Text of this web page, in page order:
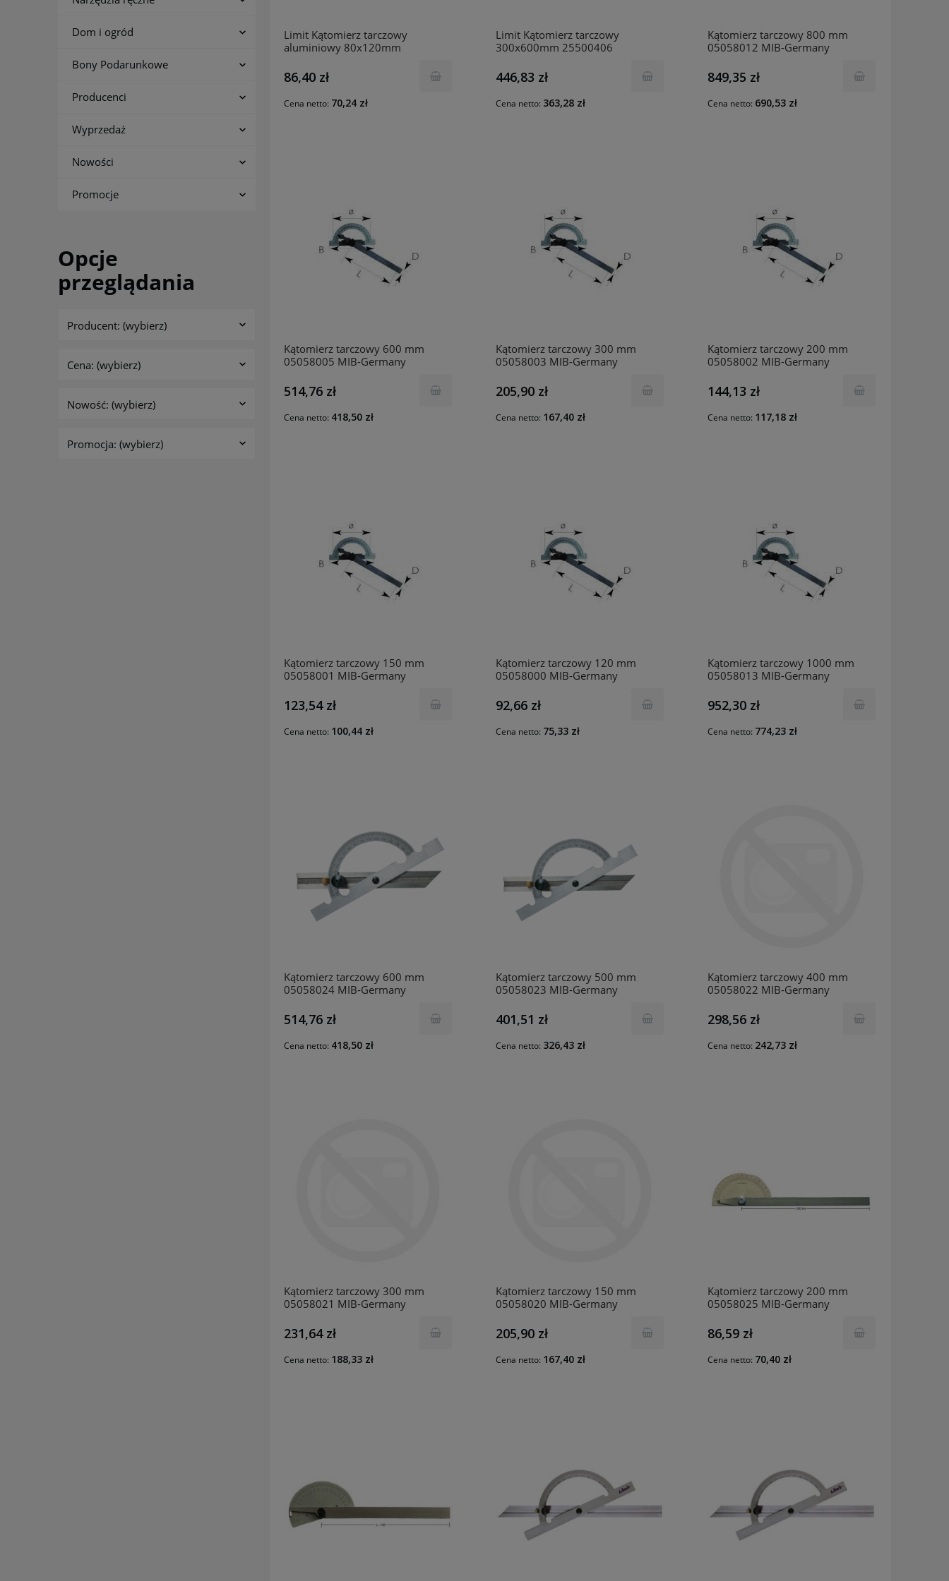
Dom i ogród
Bony Podarunkowe
Producenci
Wyprzedaż
Nowości
Promocje
Opcje
przeglądania
Producent: (wybierz)
Cena: (wybierz)
Nowość: (wybierz)
Promocja: (wybierz)
Limit Kątomierz tarczowy
aluminiowy 80x120mm
86,40 zł
Cena netto: 70,24 zł
Limit Kątomierz tarczowy
300x600mm 25500406
446,83 zł
Cena netto: 363,28 zł
Kątomierz tarczowy 800 mm
05058012 MIB-Germany
849,35 zł
Cena netto: 690,53 zł
Kątomierz tarczowy 600 mm
05058005 MIB-Germany
514,76 zł
Cena netto: 418,50 zł
Kątomierz tarczowy 300 mm
05058003 MIB-Germany
205,90 zł
Cena netto: 167,40 zł
Kątomierz tarczowy 200 mm
05058002 MIB-Germany
144,13 zł
Cena netto: 117,18 zł
Kątomierz tarczowy 150 mm
05058001 MIB-Germany
123,54 zł
Cena netto: 100,44 zł
Kątomierz tarczowy 120 mm
05058000 MIB-Germany
92,66 zł
Cena netto: 75,33 zł
Kątomierz tarczowy 1000 mm
05058013 MIB-Germany
952,30 zł
Cena netto: 774,23 zł
Kątomierz tarczowy 600 mm
05058024 MIB-Germany
514,76 zł
Cena netto: 418,50 zł
Kątomierz tarczowy 500 mm
05058023 MIB-Germany
401,51 zł
Cena netto: 326,43 zł
Kątomierz tarczowy 400 mm
05058022 MIB-Germany
298,56 zł
Cena netto: 242,73 zł
Kątomierz tarczowy 300 mm
05058021 MIB-Germany
231,64 zł
Cena netto: 188,33 zł
Kątomierz tarczowy 150 mm
05058020 MIB-Germany
205,90 zł
Cena netto: 167,40 zł
Kątomierz tarczowy 200 mm
05058025 MIB-Germany
86,59 zł
Cena netto: 70,40 zł